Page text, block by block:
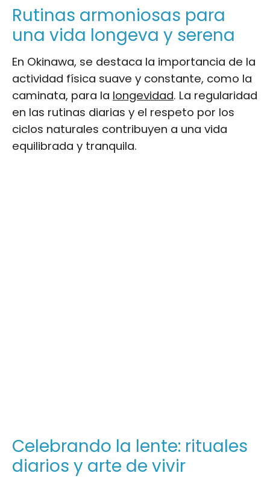
Rutinas armoniosas para
una vida longeva y serena
En Okinawa, se destaca la importancia de la
actividad física suave y constante, como la
caminata, para la longevidad. La regularidad
en las rutinas diarias y el respeto por los
ciclos naturales contribuyen a una vida
equilibrada y tranquila.
Celebrando la lente: rituales
diarios y arte de vivir